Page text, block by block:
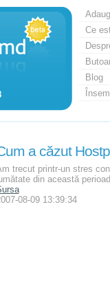
Ce
Blog
a căzut
trecut printr-un stres
din această
08-09 13:39:34